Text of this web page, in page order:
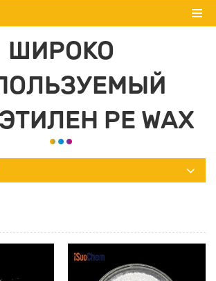
ШИРОКО
PE WAX